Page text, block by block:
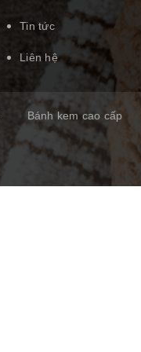
Tin tức
Liên hệ
Bánh kem cao cấp